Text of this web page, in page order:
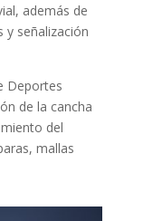
además de
y señalización
Deportes
de la cancha
del
mallas